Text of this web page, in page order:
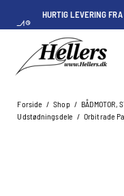
HURTIG LEVERING
LAGER I KASTRUP
Forside / Shop / BÅDMOTOR,
Udstødningsdele / Orbitrade